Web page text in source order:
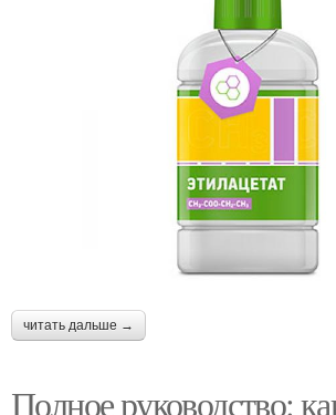
читать дальше →
Полное руководство: